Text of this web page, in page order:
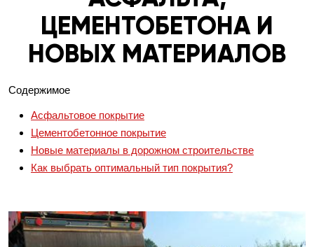
ЦЕМЕНТОБЕТОНА И
НОВЫХ МАТЕРИАЛОВ
Содержимое
Асфальтовое покрытие
Цементобетонное покрытие
Новые материалы в дорожном строительстве
Как выбрать оптимальный тип покрытия?